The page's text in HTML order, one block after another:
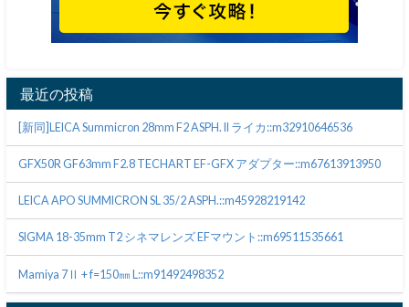
最近の投稿
[新同]LEICA Summicron 28mm F2 ASPH. II ライカ::m32910646536
GFX50R GF63mm F2.8 TECHART EF-GFX アダプター::m67613913950
LEICA APO SUMMICRON SL 35/2 ASPH.::m45928219142
SIGMA 18-35mm T2 シネマレンズ EFマウント::m69511535661
Mamiya 7Ⅱ + f=150㎜ L::m91492498352